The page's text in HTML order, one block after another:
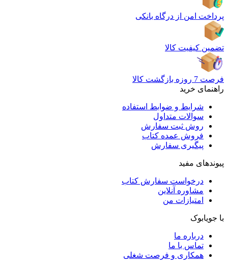
پرداخت امن از درگاه بانکی
تضمین کیفیت کالا
فرصت 7 روزه بازگشت کالا
راهنمای خرید
شرایط و ضوابط استفاده
سوالات متداول
روش ثبت سفارش
فروش عمده کتاب
پیگیری سفارش
پیوندهای مفید
درخواست سفارش کتاب
مشاوره آنلاین
امتیازات من
با جویابوک
درباره ما
تماس با ما
همکاری و فرصت شغلی